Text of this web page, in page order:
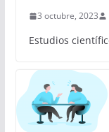
3 octubre, 2023
Estudios